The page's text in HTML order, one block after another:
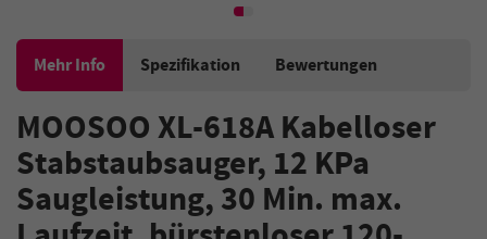
Mehr Info Spezifikation Bewertungen
MOOSOO XL-618A Kabelloser
Stabstaubsauger, 12 KPa
Saugleistung, 30 Min. max.